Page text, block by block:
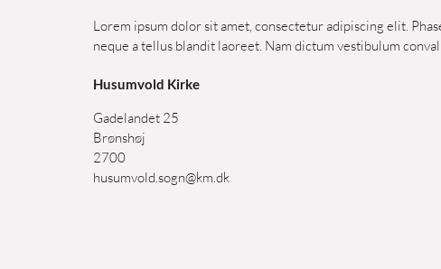
Lorem ipsum dolor sit amet, consectetur adipiscing elit.
neque a tellus blandit laoreet. Nam dictum vestibulum
Husumvold Kirke
Gadelandet 25
Brønshøj
2700
husumvold.sogn@km.dk